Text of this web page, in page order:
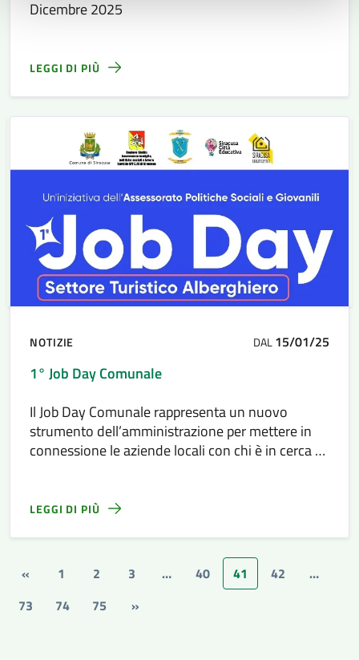
Dicembre 2025
LEGGI DI PIÙ
NOTIZIE DAL15/01/25
1° Job Day Comunale
Il Job Day Comunale rappresenta un nuovo
strumento dell’amministrazione per mettere in
connessione le aziende locali con chi è in cerca di
LEGGI DI PIÙ
« 1 2 3 … 40 41 42
…
73
74 75 »